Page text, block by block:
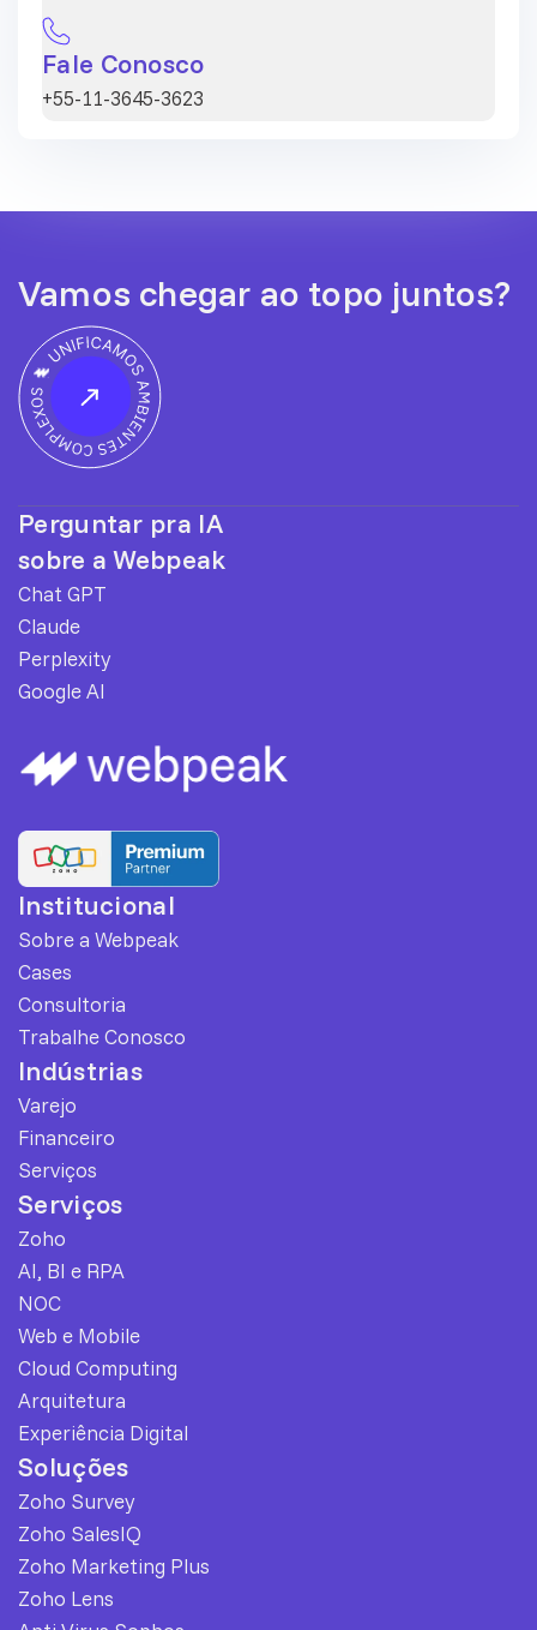
Fale Conosco
+55-11-3645-3623
Vamos chegar ao topo juntos?
Perguntar pra IA
sobre a Webpeak
Chat GPT
Claude
Perplexity
Google AI
Institucional
Sobre a Webpeak
Cases
Consultoria
Trabalhe Conosco
Indústrias
Varejo
Financeiro
Serviços
Serviços
Zoho
AI, BI e RPA
NOC
Web e Mobile
Cloud Computing
Arquitetura
Experiência Digital
Soluções
Zoho Survey
Zoho SalesIQ
Zoho Marketing Plus
Zoho Lens